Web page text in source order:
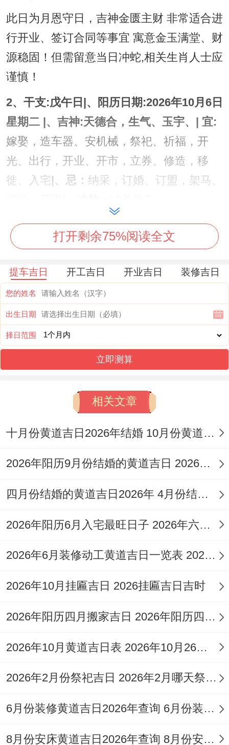
此日为月恩守日，吉神金匮主财 非常适合进
行开业、签订合同等事宜 寓意金玉满堂、财
源稳固！但需留意当日冲蛇,相关生肖人士应
谨慎！
2、干支:戊午日|、阳历日期:2026年10月6日
星期二 |、吉神:天德合，生气、玉宇、| 宜:
嫁娶，造车器、安机械，祭祀、祈福，开
光、出行，开业、开市，立券、修造，移
徙、入宅 |、忌： 纳采，订婚、订盟，架马、
此日吉神眷顾；宜事众多，开业可祈生意如
春日渐生、蓬勃兴旺！然其日冲羊；属羊者
需回避相关仪式.
3、干支：癸卯日|、阳历【日期】2026年9
月26日星期六 |、吉神：月恩，四相、五
合，明堂、鸣吠对、| 宜:结婚，订婚、开
业，装修、乔迁，开张、签合同，交易、嫁
娶，纳采、开市，买房、买车|、忌:
病，针灸治疗、求学考试，拆房子与围墙 |、
开业可纳四方之财，标记光明正大、前程似
锦！惟需注意日冲鸡煞西！
23日星期五 |、吉神:天喜，天医、母仓，三
合、续世，金匮、| 宜:嫁娶，纳采、订婚，
福、开光，出行、入宅，移徙|、忌：探病，
纳畜、伐木，起基、作梁，盖屋
|、冲煞:
此日吉神云集 三合贵人助力，开业大吉，寓
意多方合作顺利，客户盈门，事业绵长！但
打开剩余75%阅读全文
提车吉日 开工吉日 开业吉日 装修吉日
您的姓名
出生日期
择日范围
立即测算
相关文章
十月份黄道吉日2026年结婚 10月份黄道吉日2026年结婚
2026年阳历9月份结婚的黄道吉日 2026年阳历9月2号阴历是多少
四月份结婚的黄道吉日2026年 4月份结婚的黄道吉日查询2026年
2026年阳历6月入宅最旺日子 2026年六月入宅最吉利的日子
2026年6月装修动工黄道吉日一览表 2026年6月26适合装修吗
2026年10月挂匾吉日 2026挂匾吉日吉时
2026年阳历四月搬家吉日 2026年阳历四月出生的马宝宝命运如何
2026年10月黄道吉日表 2026年10月26号黄历
2026年2月份祭祀吉日 2026年2月哪天祭祖好
6月份装修黄道吉日2026年查询 6月份装修的黄道吉日查询
8月份安床黄道吉日2026年查询 8月份安床吉日哪天好